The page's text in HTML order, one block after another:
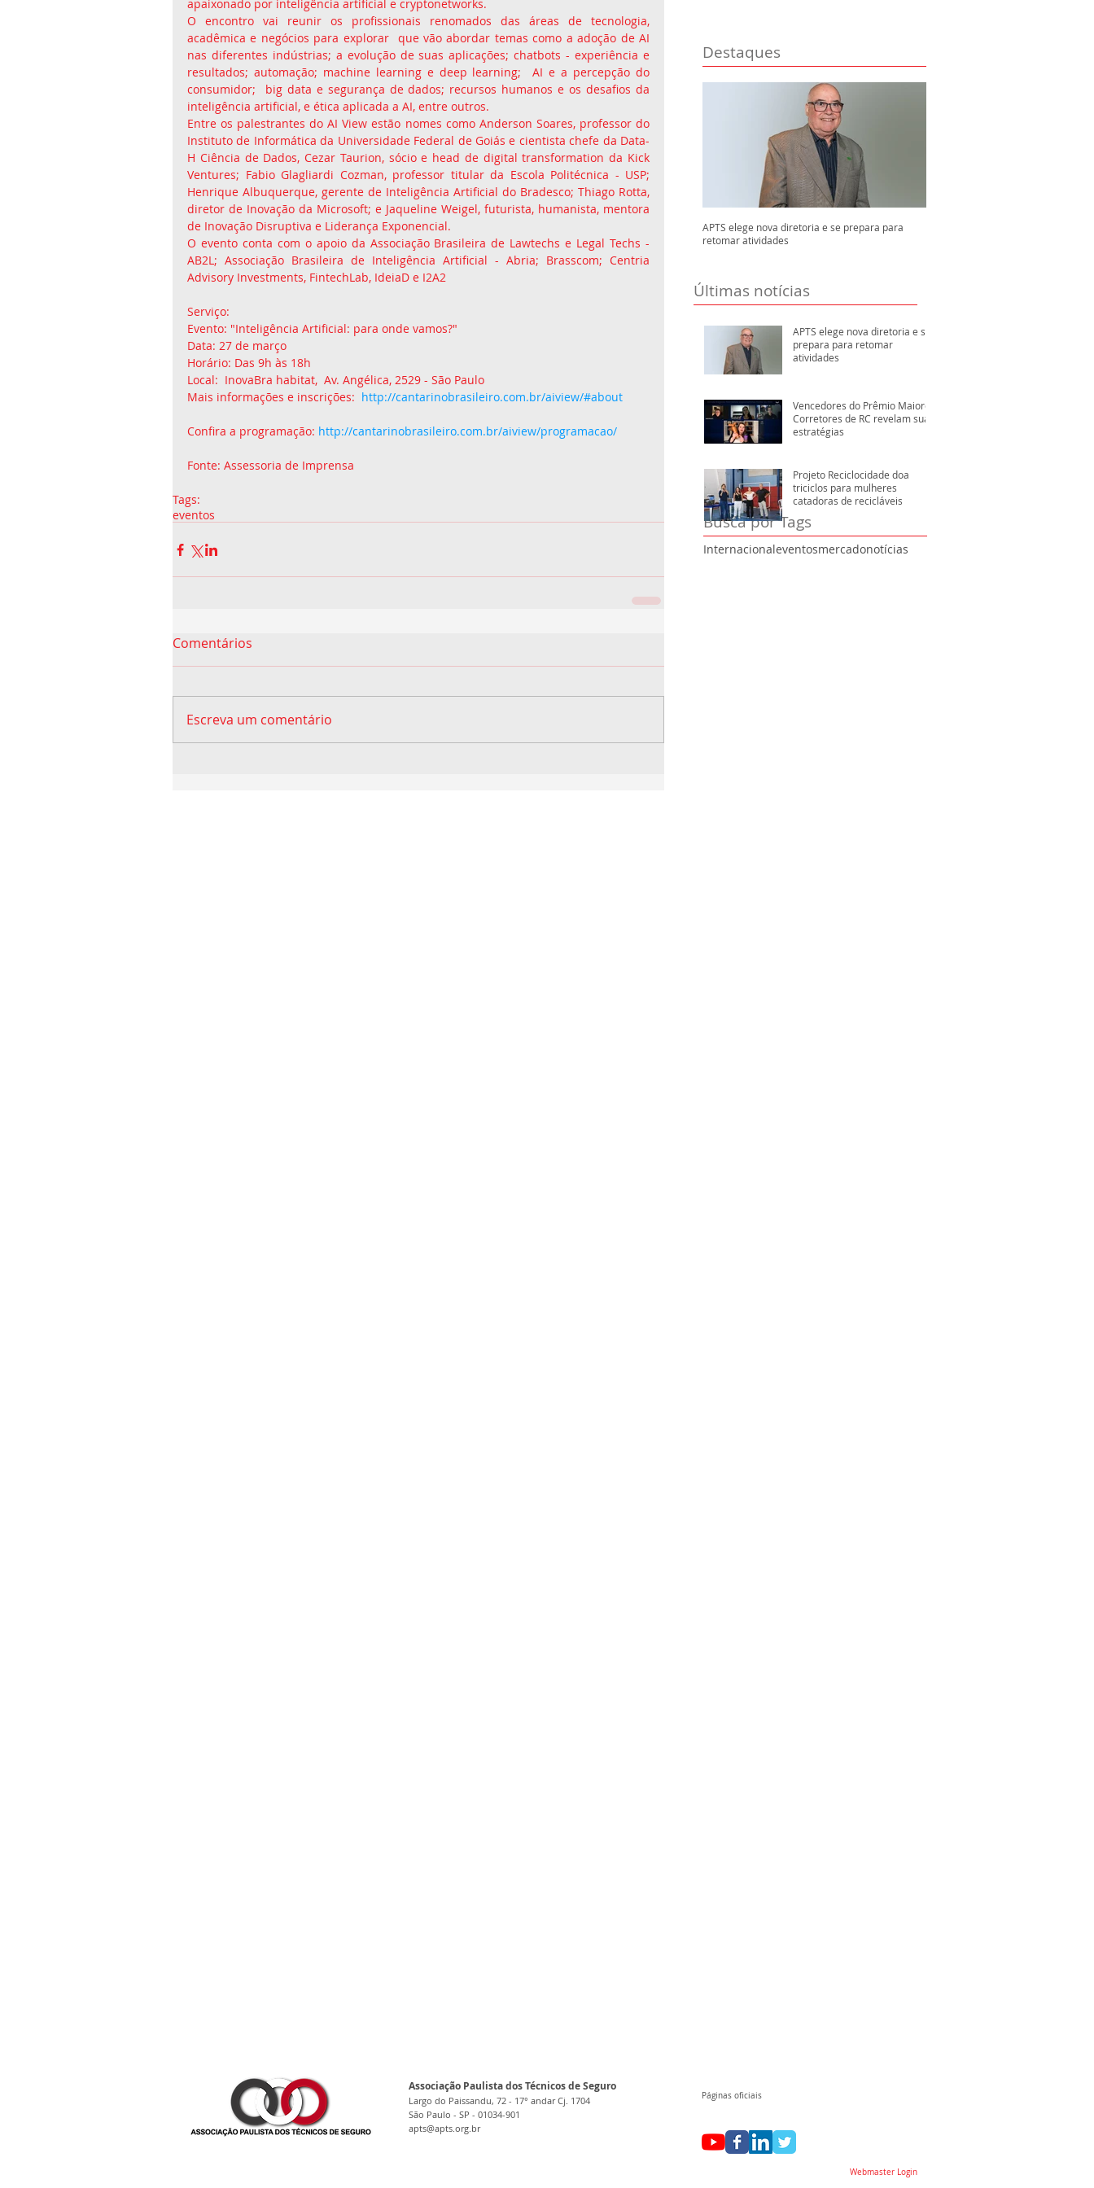
Destaques
APTS elege nova diretoria e se prepara para
retomar atividades
Busca por Tags
Internacionaleventosmercadonotícias
Últimas notícias
APTS elege nova diretoria e se
prepara para retomar
atividades
Vencedores do Prêmio Maiores
Corretores de RC revelam suas
estratégias
Projeto Reciclocidade doa
triciclos para mulheres
catadoras de recicláveis
apaixonado por inteligência artificial e cryptonetworks.
O encontro vai reunir os profissionais renomados das áreas de tecnologia,
acadêmica e negócios para explorar  que vão abordar temas como a adoção de AI
nas diferentes indústrias; a evolução de suas aplicações; chatbots - experiência e
resultados; automação; machine learning e deep learning;  AI e a percepção do
consumidor;  big data e segurança de dados; recursos humanos e os desafios da
inteligência artificial, e ética aplicada a AI, entre outros.
Entre os palestrantes do AI View estão nomes como Anderson Soares, professor do
Instituto de Informática da Universidade Federal de Goiás e cientista chefe da Data-
H Ciência de Dados, Cezar Taurion, sócio e head de digital transformation da Kick
Ventures; Fabio Glagliardi Cozman, professor titular da Escola Politécnica - USP;
Henrique Albuquerque, gerente de Inteligência Artificial do Bradesco; Thiago Rotta,
diretor de Inovação da Microsoft; e Jaqueline Weigel, futurista, humanista, mentora
de Inovação Disruptiva e Liderança Exponencial.
O evento conta com o apoio da Associação Brasileira de Lawtechs e Legal Techs -
AB2L; Associação Brasileira de Inteligência Artificial - Abria; Brasscom; Centria
Advisory Investments, FintechLab, IdeiaD e I2A2
Serviço:
Evento: "Inteligência Artificial: para onde vamos?"
Data: 27 de março
Horário: Das 9h às 18h
Local:  InovaBra habitat,  Av. Angélica, 2529 - São Paulo
Mais informações e inscrições: http://cantarinobrasileiro.com.br/aiview/#about
Confira a programação: http://cantarinobrasileiro.com.br/aiview/programacao/
Fonte: Assessoria de Imprensa
Tags:
eventos
Comentários
Escreva um comentário
Associação Paulista dos Técnicos de Seguro
Largo do Paissandu, 72 - 17° andar Cj. 1704
São Paulo - SP - 01034-901
apts@apts.org.br
Páginas oficiais
Webmaster Login